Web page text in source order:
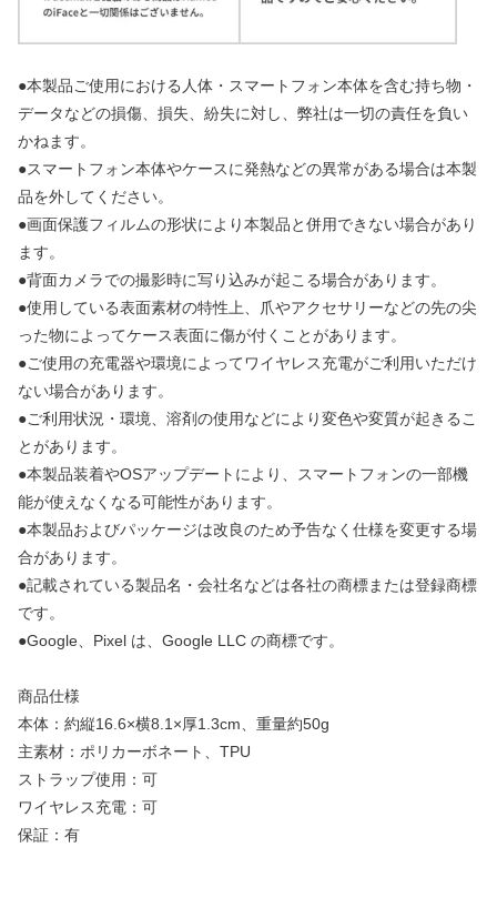
●本製品ご使用における人体・スマートフォン本体を含む持ち物・
データなどの損傷、損失、紛失に対し、弊社は一切の責任を負い
かねます。
●スマートフォン本体やケースに発熱などの異常がある場合は本製
品を外してください。
●画面保護フィルムの形状により本製品と併用できない場合があり
ます。
●背面カメラでの撮影時に写り込みが起こる場合があります。
●使用している表面素材の特性上、爪やアクセサリーなどの先の尖
った物によってケース表面に傷が付くことがあります。
●ご使用の充電器や環境によってワイヤレス充電がご利用いただけ
ない場合があります。
●ご利用状況・環境、溶剤の使用などにより変色や変質が起きるこ
とがあります。
●本製品装着やOSアップデートにより、スマートフォンの一部機
能が使えなくなる可能性があります。
●本製品およびパッケージは改良のため予告なく仕様を変更する場
合があります。
●記載されている製品名・会社名などは各社の商標または登録商標
です。
●Google、Pixel は、Google LLC の商標です。
商品仕様
本体：約縦16.6×横8.1×厚1.3cm、重量約50g
主素材：ポリカーボネート、TPU
ストラップ使用：可
ワイヤレス充電：可
保証：有